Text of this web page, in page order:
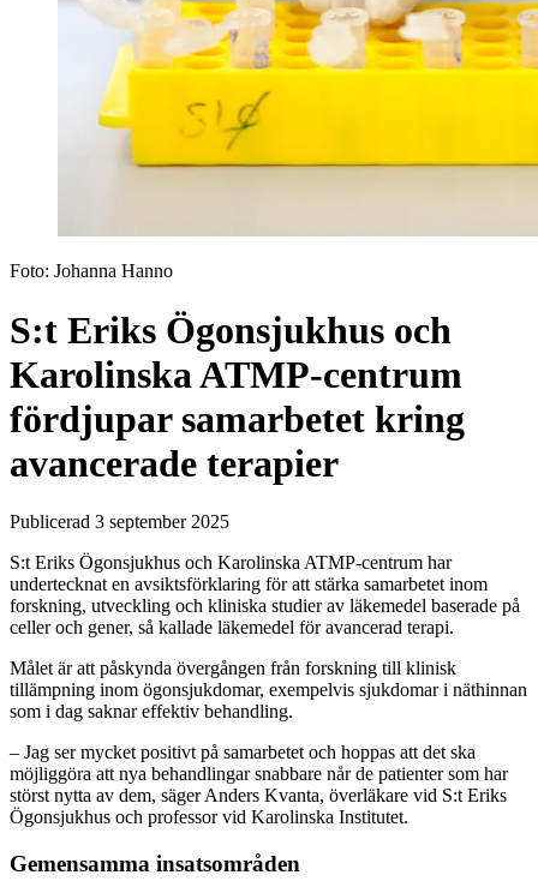
Foto: Johanna Hanno
S:t Eriks Ögonsjukhus och
Karolinska ATMP-centrum
fördjupar samarbetet kring
avancerade terapier
Publicerad 3 september 2025
S:t Eriks Ögonsjukhus och Karolinska ATMP-centrum har
undertecknat en avsiktsförklaring för att stärka samarbetet inom
forskning, utveckling och kliniska studier av läkemedel baserade på
celler och gener, så kallade läkemedel för avancerad terapi.
Målet är att påskynda övergången från forskning till klinisk
tillämpning inom ögonsjukdomar, exempelvis sjukdomar i näthinnan
som i dag saknar effektiv behandling.
– Jag ser mycket positivt på samarbetet och hoppas att det ska
möjliggöra att nya behandlingar snabbare når de patienter som har
störst nytta av dem, säger Anders Kvanta, överläkare vid S:t Eriks
Ögonsjukhus och professor vid Karolinska Institutet.
Gemensamma insatsområden